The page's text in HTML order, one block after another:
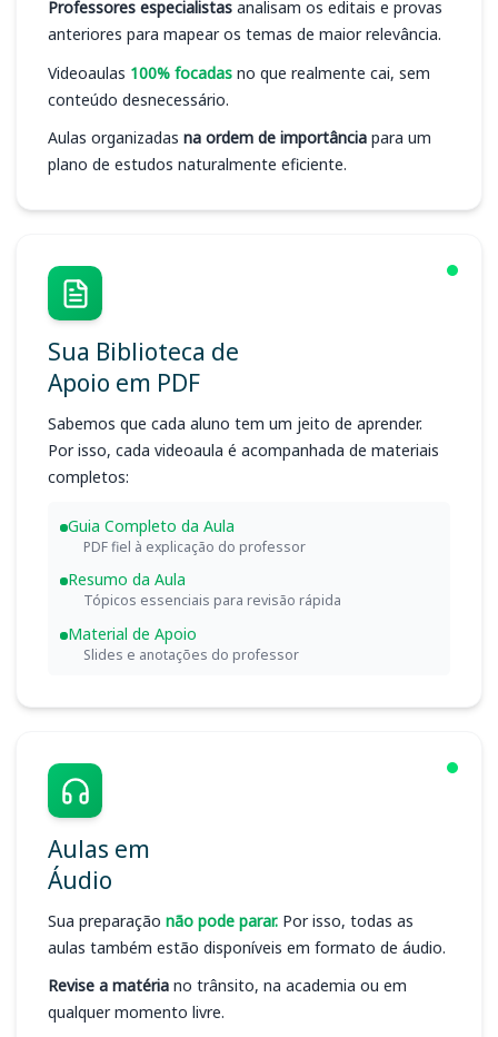
Professores especialistas analisam os editais e provas
anteriores para mapear os temas de maior relevância.
Videoaulas 100% focadas no que realmente cai, sem
conteúdo desnecessário.
Aulas organizadas na ordem de importância para um
plano de estudos naturalmente eficiente.
Sua Biblioteca de
Apoio em PDF
Sabemos que cada aluno tem um jeito de aprender.
Por isso, cada videoaula é acompanhada de materiais
completos:
Guia Completo da Aula
PDF fiel à explicação do professor
Resumo da Aula
Tópicos essenciais para revisão rápida
Material de Apoio
Slides e anotações do professor
Aulas em
Áudio
Sua preparação não pode parar. Por isso, todas as
aulas também estão disponíveis em formato de áudio.
Revise a matéria no trânsito, na academia ou em
qualquer momento livre.